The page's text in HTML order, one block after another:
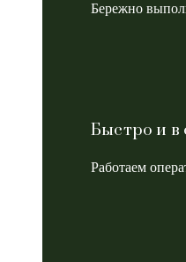
Бережно
Быстро и в
Работаем